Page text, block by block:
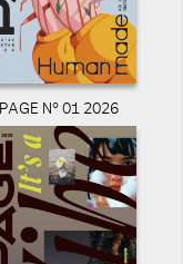
PAGE N° 01 2026